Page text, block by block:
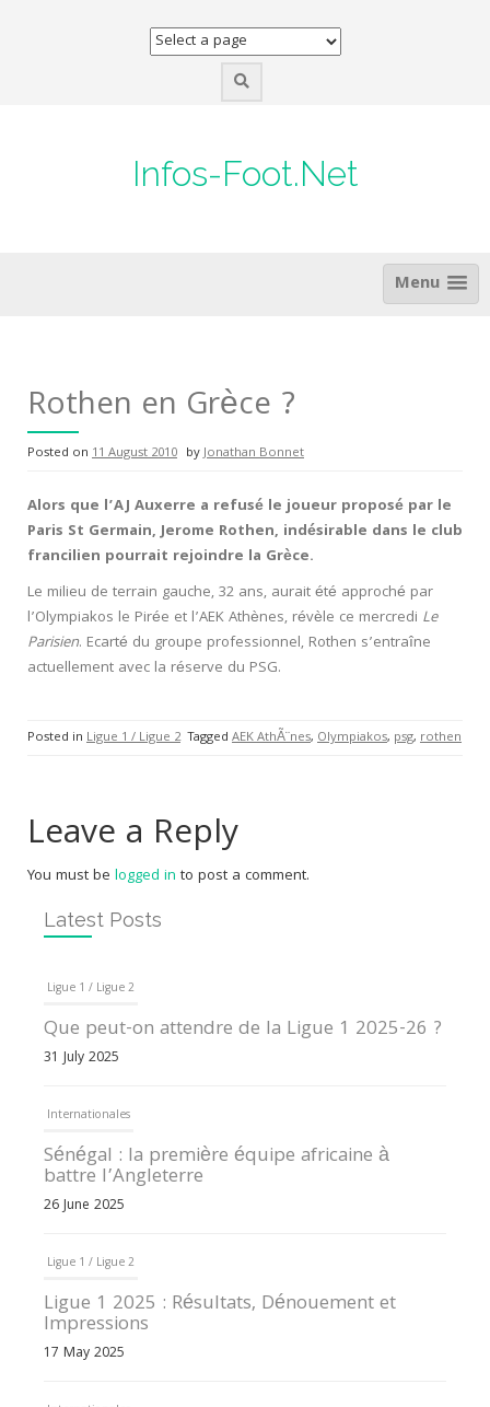
Infos-Foot.Net
Menu
Rothen en Grèce ?
Posted on 11 August 2010 byJonathan Bonnet
Alors que l’AJ Auxerre a refusé le joueur proposé par le
Paris St Germain, Jerome Rothen, indésirable dans le club
francilien pourrait rejoindre la Grèce.
Le milieu de terrain gauche, 32 ans, aurait été approché par
l’Olympiakos le Pirée et l’AEK Athènes, révèle ce mercredi Le
Parisien. Ecarté du groupe professionnel, Rothen s’entraîne
actuellement avec la réserve du PSG.
Posted in Ligue 1 / Ligue 2 Tagged AEK AthÃ¨nes, Olympiakos, psg, rothen
Leave a Reply
You must be logged in to post a comment.
Latest Posts
Ligue 1 / Ligue 2
Que peut-on attendre de la Ligue 1 2025-26 ?
31 July 2025
Internationales
Sénégal : la première équipe africaine à
battre l’Angleterre
26 June 2025
Ligue 1 / Ligue 2
Ligue 1 2025 : Résultats, Dénouement et
Impressions
17 May 2025